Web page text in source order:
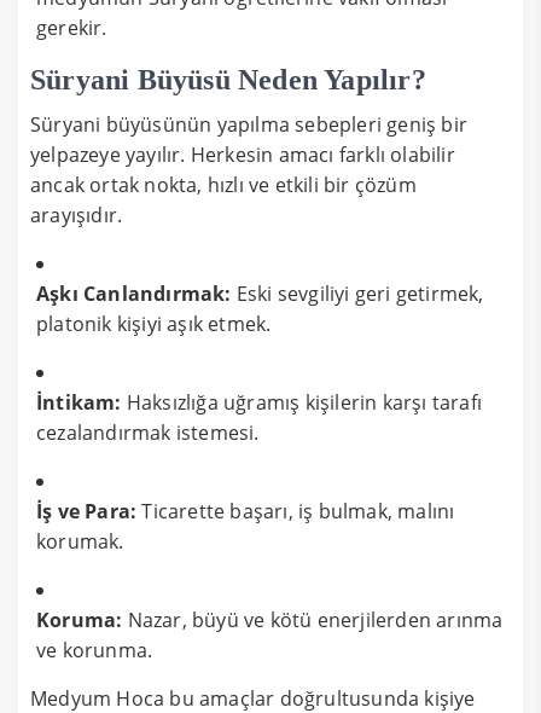
gerekir.
Süryani Büyüsü Neden Yapılır?
Süryani büyüsünün yapılma sebepleri geniş bir
yelpazeye yayılır. Herkesin amacı farklı olabilir
ancak ortak nokta, hızlı ve etkili bir çözüm
arayışıdır.
Aşkı Canlandırmak: Eski sevgiliyi geri getirmek,
platonik kişiyi aşık etmek.
İntikam: Haksızlığa uğramış kişilerin karşı tarafı
cezalandırmak istemesi.
İş ve Para: Ticarette başarı, iş bulmak, malını
korumak.
Koruma: Nazar, büyü ve kötü enerjilerden arınma
ve korunma.
Medyum Hoca bu amaçlar doğrultusunda kişiye